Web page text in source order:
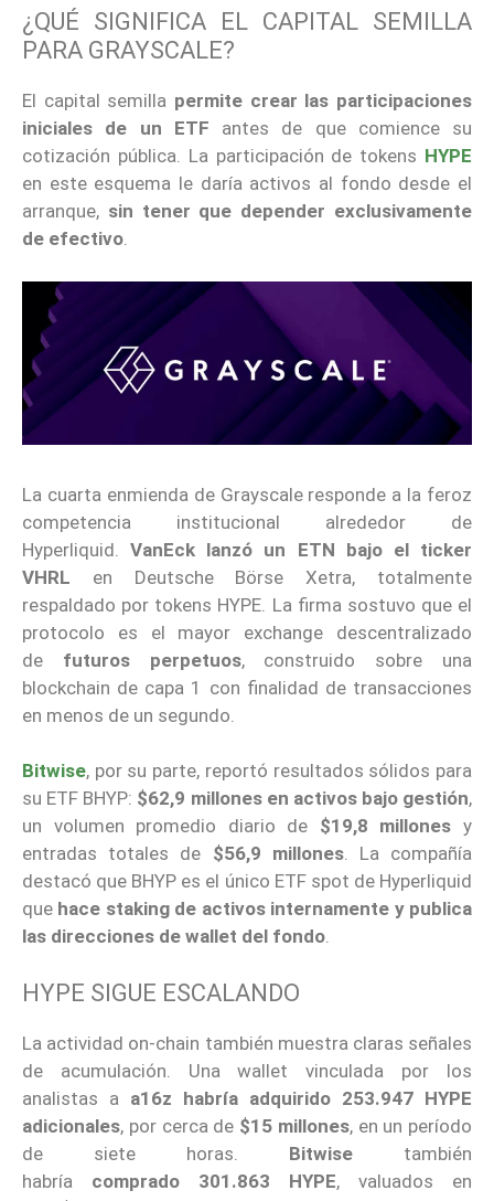
¿QUÉ SIGNIFICA EL CAPITAL SEMILLA
PARA GRAYSCALE?
El capital semilla permite crear las participaciones
iniciales de un ETF antes de que comience su
cotización pública. La participación de tokens HYPE
en este esquema le daría activos al fondo desde el
arranque, sin tener que depender exclusivamente
de efectivo.
La cuarta enmienda de Grayscale responde a la feroz
competencia institucional alrededor de
Hyperliquid.VanEck lanzó un ETN bajo el ticker
VHRL en Deutsche Börse Xetra, totalmente
respaldado por tokens HYPE. La firma sostuvo que el
protocolo es el mayor exchange descentralizado
de futuros perpetuos, construido sobre una
blockchain de capa 1 con finalidad de transacciones
en menos de un segundo.
Bitwise, por su parte, reportó resultados sólidos para
su ETF BHYP: $62,9 millones en activos bajo gestión,
un volumen promedio diario de $19,8 millones y
entradas totales de $56,9 millones. La compañía
destacó que BHYP es el único ETF spot de Hyperliquid
que hace staking de activos internamente y publica
las direcciones de wallet del fondo.
HYPE SIGUE ESCALANDO
La actividad on-chain también muestra claras señales
de acumulación. Una wallet vinculada por los
analistas a a16z habría adquirido 253.947 HYPE
adicionales, por cerca de $15 millones, en un período
de siete horas. Bitwise también
habría comprado 301.863 HYPE, valuados en